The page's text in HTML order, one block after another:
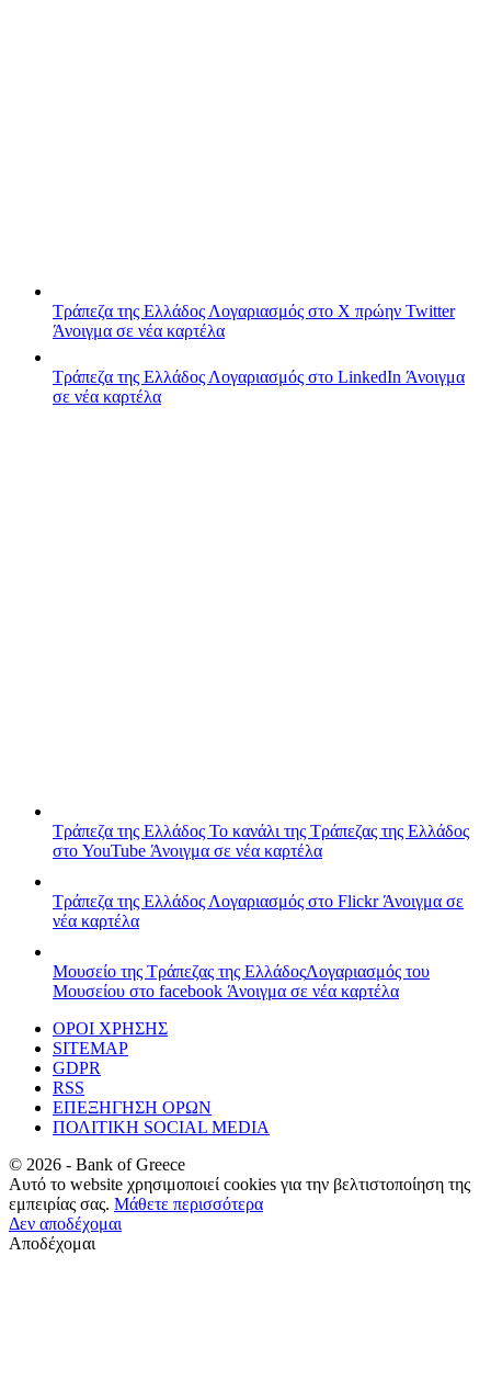
Τράπεζα της Ελλάδος Λογαριασμός στο X πρώην Twitter
Άνοιγμα σε νέα καρτέλα
Τράπεζα της Ελλάδος Λογαριασμός στο LinkedIn Άνοιγμα
σε νέα καρτέλα
Τράπεζα της Ελλάδος Το κανάλι της Τράπεζας της Ελλάδος
στο YouTube Άνοιγμα σε νέα καρτέλα
Τράπεζα της Ελλάδος Λογαριασμός στο FlickrΆνοιγμα σε
νέα καρτέλα
Μουσείο της Τράπεζας της ΕλλάδοςΛογαριασμός του
Μουσείου στο facebook Άνοιγμα σε νέα καρτέλα
ΟΡΟΙ ΧΡΗΣΗΣ
SITEMAP
GDPR
RSS
ΕΠΕΞΗΓΗΣΗ ΟΡΩΝ
ΠΟΛΙΤΙΚΗ SOCIAL MEDIA
© 2026 - Bank of Greece
Αυτό το website χρησιμοποιεί cookies για την βελτιστοποίηση της
εμπειρίας σας. Μάθετε περισσότερα
Δεν αποδέχομαι
Αποδέχομαι